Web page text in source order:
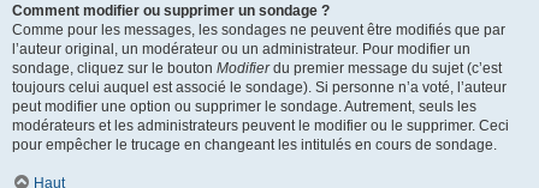
Comment modifier ou supprimer un sondage ?
Comme pour les messages, les sondages ne peuvent être modifiés que par
l’auteur original, un modérateur ou un administrateur. Pour modifier un
sondage, cliquez sur le bouton Modifierdu premier message du sujet (c’est
toujours celui auquel est associé le sondage). Si personne n’a voté, l’auteur
peut modifier une option ou supprimer le sondage. Autrement, seuls les
modérateurs et les administrateurs peuvent le modifier ou le supprimer. Ceci
pour empêcher le trucage en changeant les intitulés en cours de sondage.
Haut